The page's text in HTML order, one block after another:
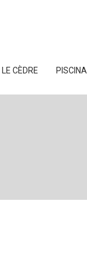
LE CÈDRE PISCINA